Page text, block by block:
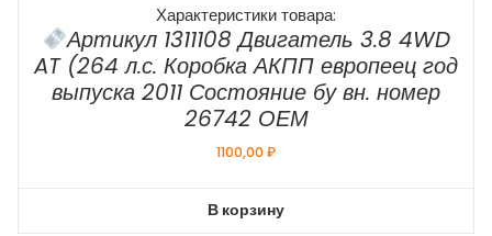
Характеристики товара:
Артикул 1311108 Двигатель 3.8 4WD
AT (264 л.с. Коробка АКПП европеец год
выпуска 2011 Состояние бу вн. номер
26742 ОЕМ
1100,00₽
В корзину